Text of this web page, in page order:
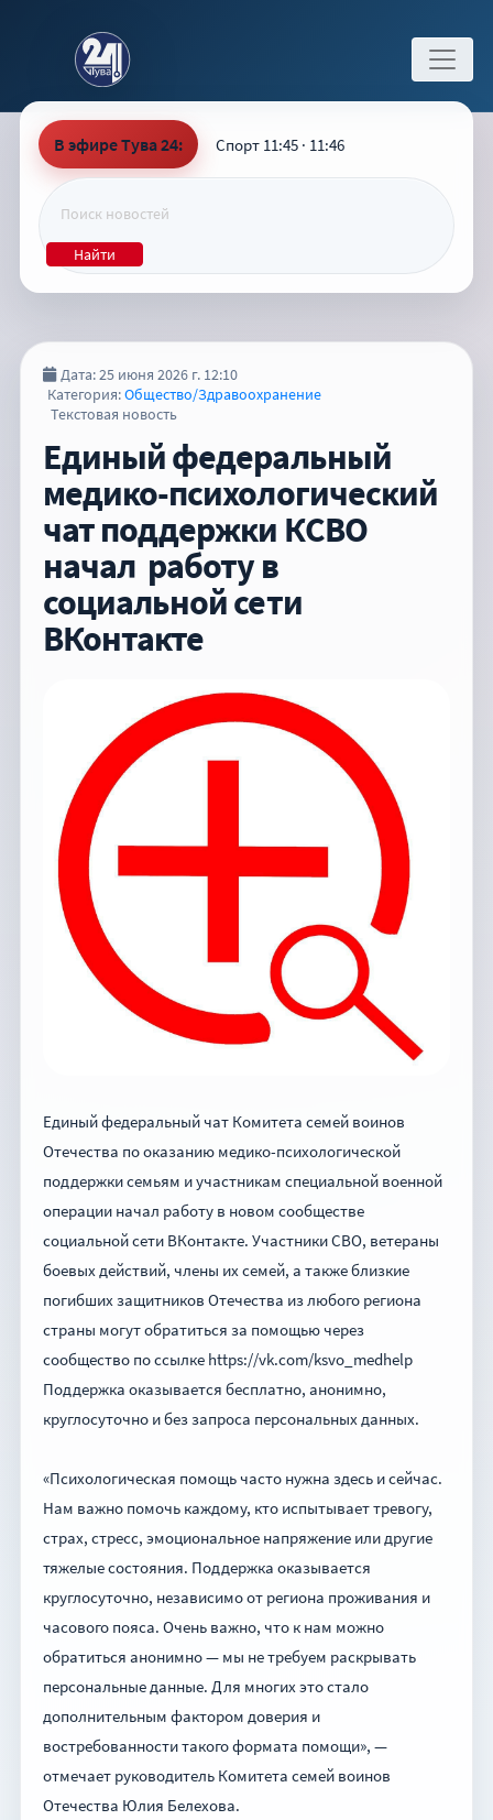
В эфире Тува 24: Спорт 11:45 · 11:46
Найти
Дата: 25 июня 2026 г. 12:10
Категория:Общество/Здравоохранение
Текстовая новость
Единый федеральный
медико-психологический
чат поддержки КСВО
начал работу в
социальной сети
ВКонтакте
Единый федеральный чат Комитета семей воинов
Отечества по оказанию медико-психологической
поддержки семьям и участникам специальной военной
операции начал работу в новом сообществе
социальной сети ВКонтакте. Участники СВО, ветераны
боевых действий, члены их семей, а также близкие
погибших защитников Отечества из любого региона
страны могут обратиться за помощью через
сообщество по ссылке https://vk.com/ksvo_medhelp
Поддержка оказывается бесплатно, анонимно,
круглосуточно и без запроса персональных данных.
«Психологическая помощь часто нужна здесь и сейчас.
Нам важно помочь каждому, кто испытывает тревогу,
страх, стресс, эмоциональное напряжение или другие
тяжелые состояния. Поддержка оказывается
круглосуточно, независимо от региона проживания и
часового пояса. Очень важно, что к нам можно
обратиться анонимно — мы не требуем раскрывать
персональные данные. Для многих это стало
дополнительным фактором доверия и
востребованности такого формата помощи», —
отмечает руководитель Комитета семей воинов
Отечества Юлия Белехова.